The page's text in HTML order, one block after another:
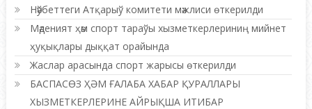
Нәўбеттеги Атқарыў комитети мәжлиси өткерилди
Мәденият ҳәм спорт тараўы хызметкерлериниң мийнет
ҳуқықлары дыққат орайында
Жаслар арасында спорт жарысы өткерилди
БАСПАСӨЗ ҲӘМ ҒАЛАБА ХАБАР ҚУРАЛЛАРЫ
ХЫЗМЕТКЕРЛЕРИНЕ АЙРЫҚША ИТИБАР